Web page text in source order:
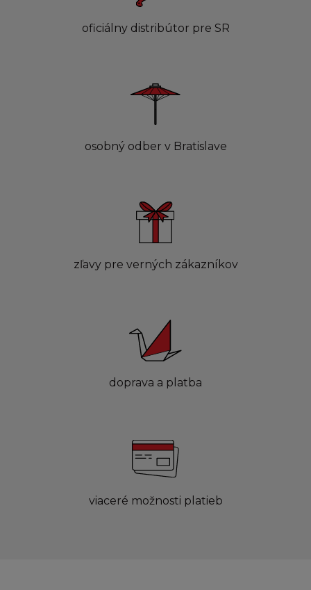
oficiálny distribútor pre SR
osobný odber v Bratislave
zľavy pre verných zákazníkov
doprava a platba
viaceré možnosti platieb